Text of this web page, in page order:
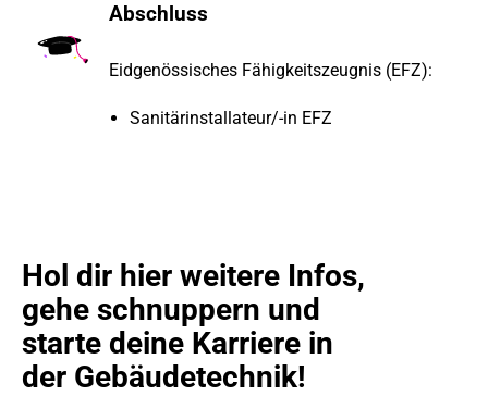
Abschluss
Eidgenössisches Fähigkeitszeugnis (EFZ):
Sanitärinstallateur/-in EFZ
Hol dir hier weitere Infos,
gehe schnuppern und
starte deine Karriere in
der Gebäudetechnik!